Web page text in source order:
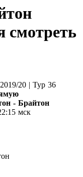
смотреть
2019/20| Тур 36
- Брайтон
мск